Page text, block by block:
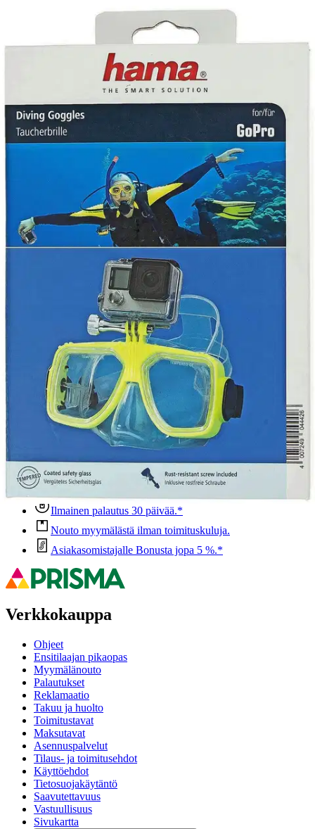
Etu ei koske Suuri‑lisäpalvelulla toimitettavia tuotteita.
Tarkista myymäläsaatavuus
Hama GoPro sukelluslasit ovat täydellinen valinta vedenalaisiin
seikkailuihin. Nämä sukelluslasit on suunniteltu erityisesti GoPro-
kameroille, joten voit helposti kiinnittää kamerasi ja tallentaa upeita
kuvia ja videoita veden alla. Lasit tarjoavat erinomaisen
mukavuuden ja näkyvyyden vedenalaisissa olosuhteissa, mikä tekee
niistä ihanteellisen valinnan sukeltajille ja snorklaajille.
Ominaisuudet
Oletko tyytyväinen tuotetietoihin?
Ovatko tuotetiedot riittävät? Jos tuotetiedoissa on puutteita tai niitä
voisi muuten parantaa, anna palautetta.
Anna palautetta,Avautuu uuteen välilehteen
Ilmainen palautus 30 päivää.*
Nouto myymälästä ilman toimituskuluja.
Asiakasomistajalle Bonusta jopa 5 %.*
Verkkokauppa
Ohjeet
Ensitilaajan pikaopas
Myymälänouto
Palautukset
Reklamaatio
Takuu ja huolto
Toimitustavat
Maksutavat
Asennuspalvelut
Tilaus- ja toimitusehdot
Käyttöehdot
Tietosuojakäytäntö
Saavutettavuus
Vastuullisuus
Sivukartta